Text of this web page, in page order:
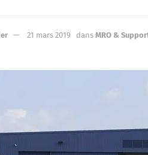
21 mars 2019 dans MRO &